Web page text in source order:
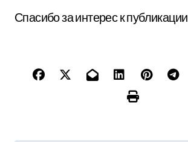
Спасибо за интерес к публикации